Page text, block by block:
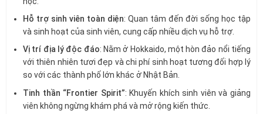
Hỗ trợ sinh viên toàn diện: Quan tâm đến đời sống học tập
và sinh hoạt của sinh viên, cung cấp nhiều dịch vụ hỗ trợ.
Vị trí địa lý độc đáo: Nằm ở Hokkaido, một hòn đảo nổi tiếng
với thiên nhiên tươi đẹp và chi phí sinh hoạt tương đối hợp lý
so với các thành phố lớn khác ở Nhật Bản.
Tinh thần “Frontier Spirit”: Khuyến khích sinh viên và giảng
viên không ngừng khám phá và mở rộng kiến thức.